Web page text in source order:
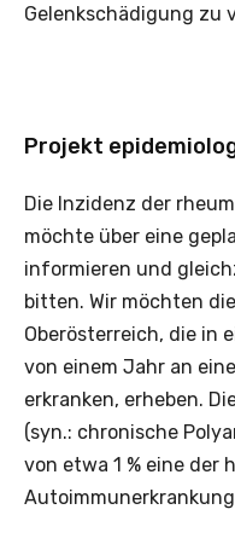
Gelenkschädigung zu
Projekt
Die Inzidenz der
möchte über eine
informieren und
bitten. Wir möchten
Oberösterreich, die in
von einem Jahr an
erkranken, erheben.
(syn.: chronische
von etwa 1 % eine der